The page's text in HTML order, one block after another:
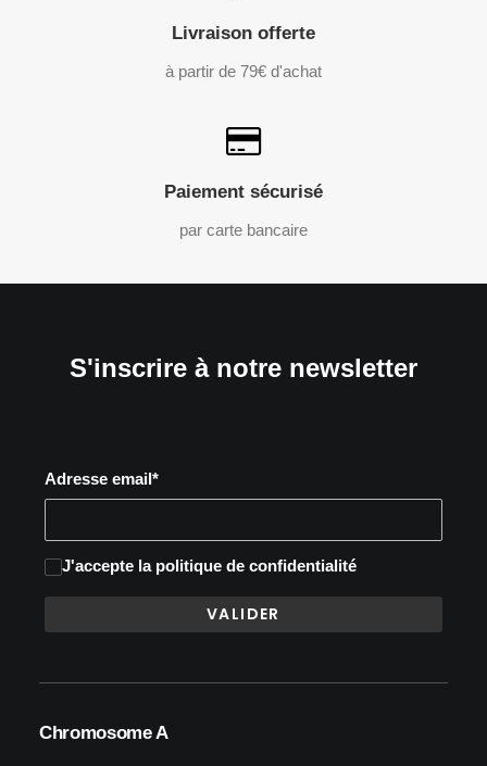
Livraison offerte
à partir de 79€ d'achat
Paiement sécurisé
par carte bancaire
S'inscrire à notre newsletter
Adresse email*
J'accepte la politique de confidentialité
Chromosome A